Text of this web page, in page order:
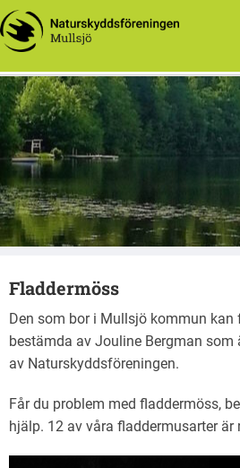
Mullsjö
Naturskyddsföreningens
Fladdermöss
Den som bor i Mullsjö kommun
bestämda av Jouline Bergman som
av Naturskyddsföreningen.
Får du problem med fladdermöss,
hjälp. 12 av våra fladdermusarter är